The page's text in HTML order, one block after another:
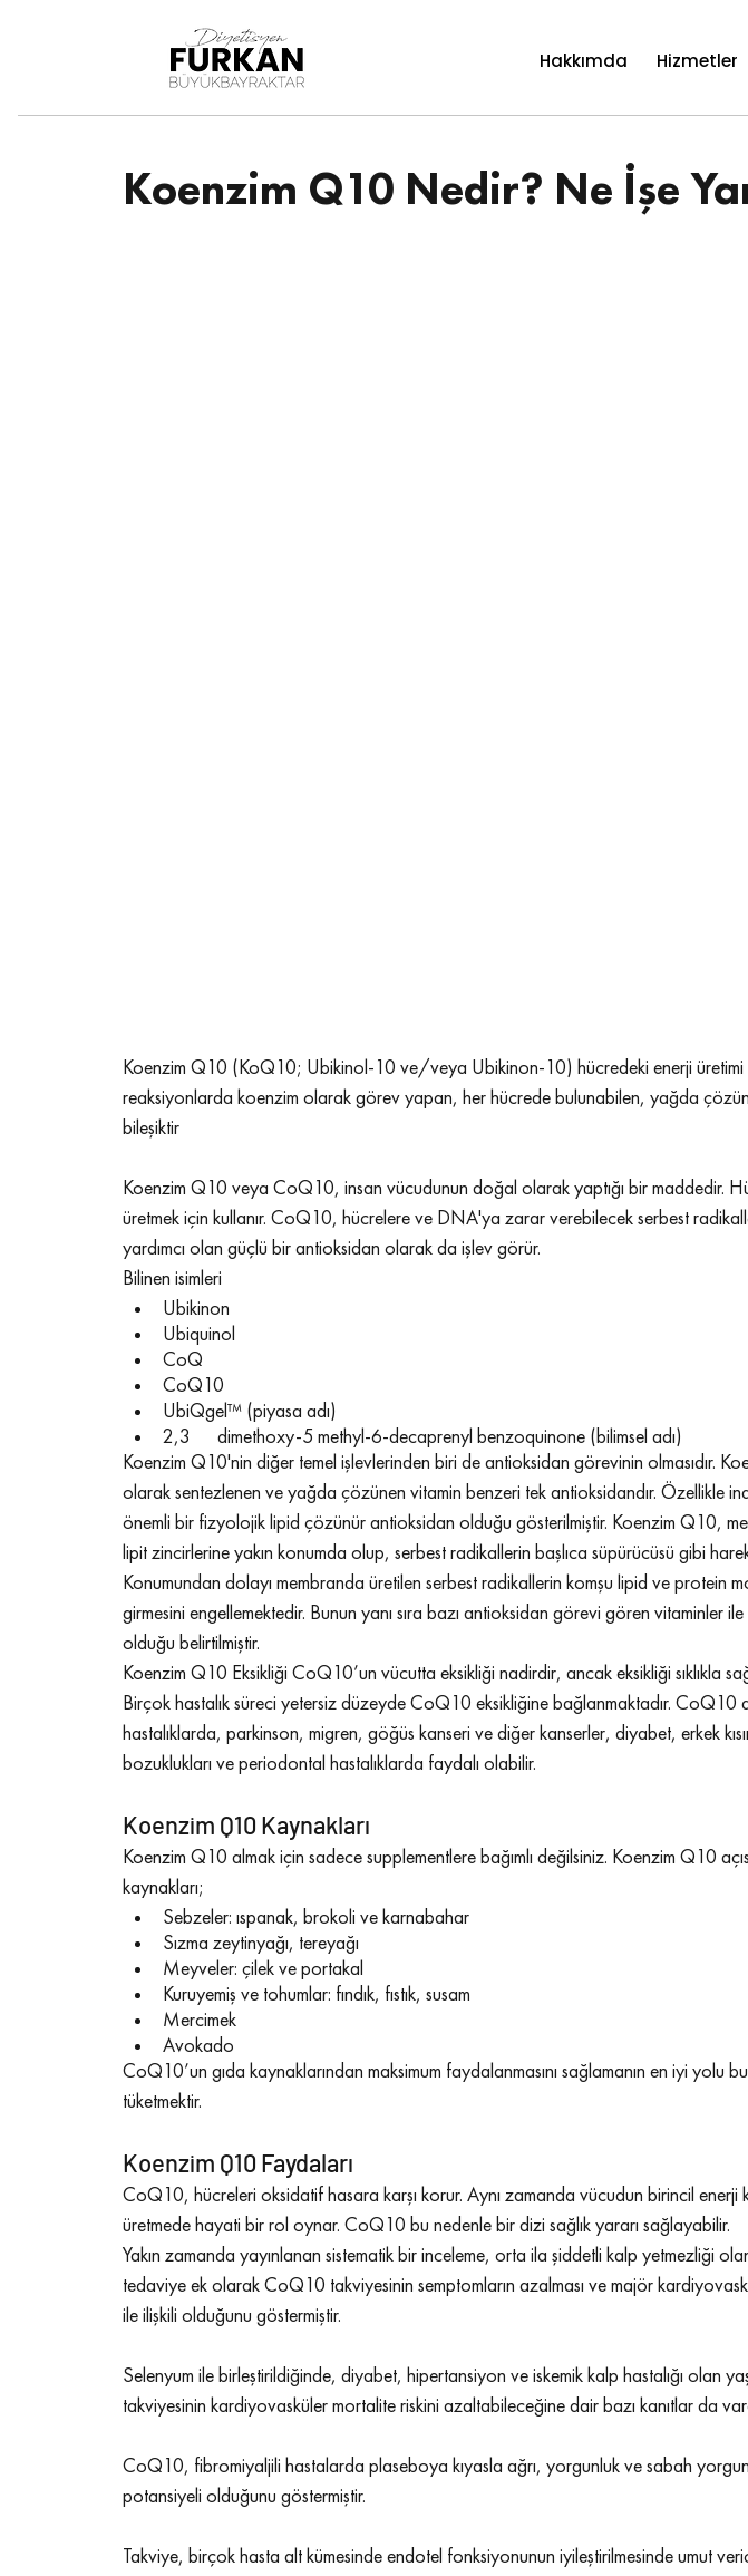
DiyetisyenFurkanBüy
ükbayraktar
Hakkımda Hizmetler
Koenzim Q10 Nedir? Ne İşe
Koenzim Q10 (KoQ10; Ubikinol-10 ve/veya Ubikinon-10) hücredeki enerji üretimi
reaksiyonlarda koenzim olarak görev yapan, her hücrede bulunabilen, yağda
bileşiktir
Koenzim Q10 veya CoQ10, insan vücudunun doğal olarak yaptığı bir maddedir.
üretmek için kullanır. CoQ10, hücrelere ve DNA'ya zarar verebilecek serbest
yardımcı olan güçlü bir antioksidan olarak da işlev görür.
Bilinen isimleri
Ubikinon
Ubiquinol
CoQ
CoQ10
UbiQgel™ (piyasa adı)
2,3      dimethoxy-5 methyl-6-decaprenyl benzoquinone (bilimsel adı)
Koenzim Q10'nin diğer temel işlevlerinden biri de antioksidan görevinin olmasıdır.
olarak sentezlenen ve yağda çözünen vitamin benzeri tek antioksidandır. Özellikle
önemli bir fizyolojik lipid çözünür antioksidan olduğu gösterilmiştir. Koenzim Q10,
lipit zincirlerine yakın konumda olup, serbest radikallerin başlıca süpürücüsü gibi
Konumundan dolayı membranda üretilen serbest radikallerin komşu lipid ve protein
girmesini engellemektedir. Bunun yanı sıra bazı antioksidan görevi gören vitaminler
olduğu belirtilmiştir.
Koenzim Q10 Eksikliği CoQ10’un vücutta eksikliği nadirdir, ancak eksikliği sıklıkla
Birçok hastalık süreci yetersiz düzeyde CoQ10 eksikliğine bağlanmaktadır. CoQ10
hastalıklarda, parkinson, migren, göğüs kanseri ve diğer kanserler, diyabet, erkek
bozuklukları ve periodontal hastalıklarda faydalı olabilir.
Koenzim Q10 Kaynakları
Koenzim Q10 almak için sadece supplementlere bağımlı değilsiniz. Koenzim Q10
kaynakları;
Sebzeler: ıspanak, brokoli ve karnabahar
Sızma zeytinyağı, tereyağı
Meyveler: çilek ve portakal
Kuruyemiş ve tohumlar: fındık, fıstık, susam
Mercimek
Avokado
CoQ10’un gıda kaynaklarından maksimum faydalanmasını sağlamanın en iyi yolu
tüketmektir.
Koenzim Q10 Faydaları
CoQ10, hücreleri oksidatif hasara karşı korur. Aynı zamanda vücudun birincil enerji
üretmede hayati bir rol oynar. CoQ10 bu nedenle bir dizi sağlık yararı sağlayabilir.
Yakın zamanda yayınlanan sistematik bir inceleme, orta ila şiddetli kalp yetmezliği
tedaviye ek olarak CoQ10 takviyesinin semptomların azalması ve majör
ile ilişkili olduğunu göstermiştir.
Selenyum ile birleştirildiğinde, diyabet, hipertansiyon ve iskemik kalp hastalığı olan
takviyesinin kardiyovasküler mortalite riskini azaltabileceğine dair bazı kanıtlar da
CoQ10, fibromiyaljili hastalarda plaseboya kıyasla ağrı, yorgunluk ve sabah
potansiyeli olduğunu göstermiştir.
Takviye, birçok hasta alt kümesinde endotel fonksiyonunun iyileştirilmesinde umut